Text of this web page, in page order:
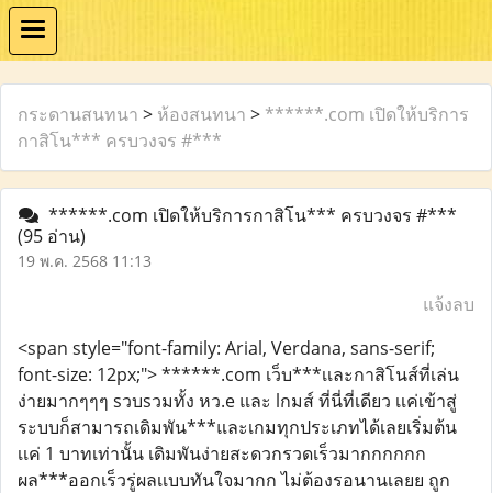
กระดานสนทนา > ห้องสนทนา > ******.com เปิดให้บริการ
กาสิโน*** ครบวงจร #***
******.com เปิดให้บริการกาสิโน*** ครบวงจร #***
(95 อ่าน)
19 พ.ค. 2568 11:13
แจ้งลบ
<span style="font-family: Arial, Verdana, sans-serif;
font-size: 12px;"> ******.com เว็บ***เเละกาสิโนส์ที่เล่น
ง่ายมากๆๆๆ sวบsวมทั้ง หว.e และ lกมส์ ที่นี่ที่เดียว เเค่เข้าสู่
ระบบก็สามารถเดิมพัน***และเกมทุกประเภทได้เลยเริ่มต้น
เเค่ 1 บาทเท่านั้น เดิมพันง่ายสะดวกรวดเร็วมากกกกกก
ผล***ออกเร็วรู่ผลเเบบทันใจมากก ไม่ต้องรอนานเลยย ถูก